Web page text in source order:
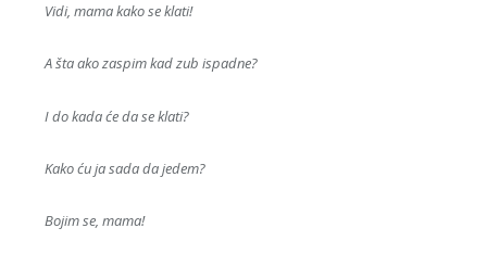
Vidi, mama kako se klati!
A šta ako zaspim kad zub ispadne?
I do kada će da se klati?
Kako ću ja sada da jedem?
Bojim se, mama!